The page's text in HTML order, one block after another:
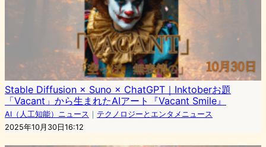
Stable Diffusion × Suno × ChatGPT｜Inktoberお題
「Vacant」から生まれたAIアート『Vacant Smile』
AI（人工知能）ニュース ｜ テクノロジーとエンタメニュース
2025年10月30日16:12